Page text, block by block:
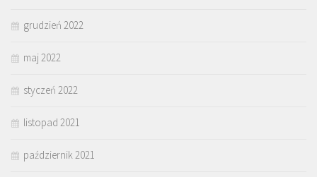
grudzień 2022
maj 2022
styczeń 2022
listopad 2021
październik 2021